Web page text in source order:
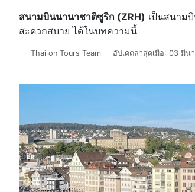
สนามบินนานาชาติซูริก (ZRH) เป็นสนาม
สะดวกสบาย ได้ในบทความนี้
รายละเอียด
Thai on Tours Team อัปเดตล่าสุดเมื่อ: 03 มีน